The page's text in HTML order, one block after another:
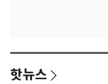
핫뉴스